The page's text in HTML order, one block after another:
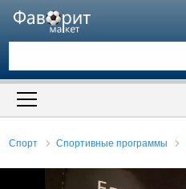
Искать также в описании
Спорт Спортивные программы